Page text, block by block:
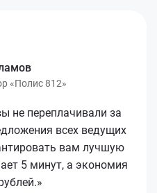
«Полис 812»
не переплачивали за
всех ведущих
вам лучшую
5 минут, а экономия